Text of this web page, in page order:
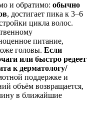
и обратимо: обычно
, достигает пика к 3–6
цикла волос.
питание,
головы. Если
или быстро редеет
к дерматологу/
поддержке и
объём возвращается,
в ближайшие